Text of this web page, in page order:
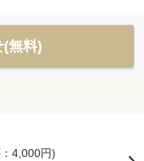
(無料)
4,000円)